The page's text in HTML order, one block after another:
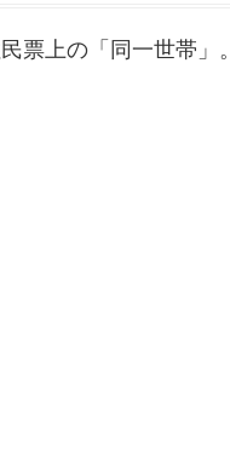
票上の「同一世帯」。